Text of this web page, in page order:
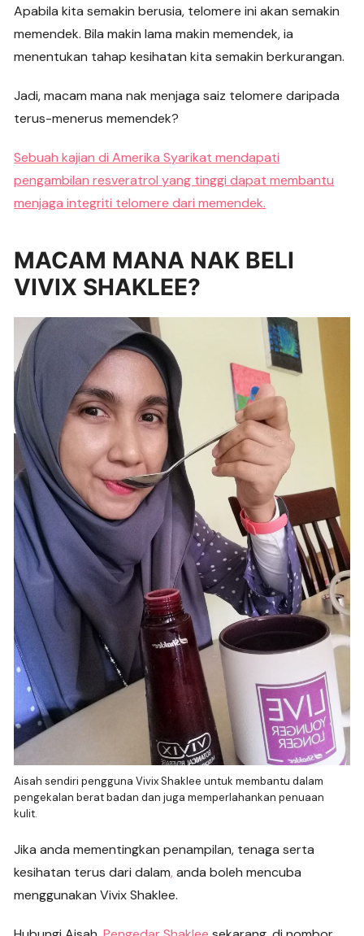
Apabila kita semakin berusia, telomere ini akan semakin
memendek. Bila makin lama makin memendek, ia
menentukan tahap kesihatan kita semakin berkurangan.
Jadi, macam mana nak menjaga saiz telomere daripada
terus-menerus memendek?
Sebuah kajian di Amerika Syarikat mendapati
pengambilan resveratrol yang tinggi dapat membantu
menjaga integriti telomere dari memendek.
MACAM MANA NAK BELI
VIVIX SHAKLEE?
Aisah sendiri pengguna Vivix Shaklee untuk membantu dalam
pengekalan berat badan dan juga memperlahankan penuaan
kulit.
Jika anda mementingkan penampilan, tenaga serta
kesihatan terus dari dalam,anda boleh mencuba
menggunakan Vivix Shaklee.